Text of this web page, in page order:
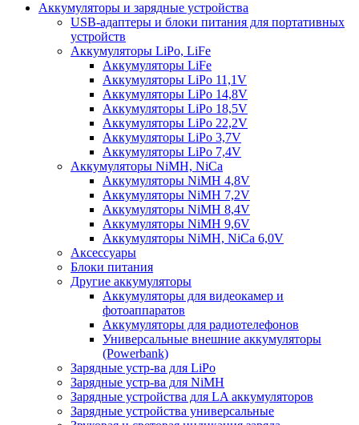
Аккумуляторы и зарядные устройства
USB-адаптеры и блоки питания для портативных
устройств
Аккумуляторы LiPo, LiFe
Аккумуляторы LiFe
Аккумуляторы LiPo 11,1V
Аккумуляторы LiPo 14,8V
Аккумуляторы LiPo 18,5V
Аккумуляторы LiPo 22,2V
Аккумуляторы LiPo 3,7V
Аккумуляторы LiPo 7,4V
Аккумуляторы NiMH, NiCa
Аккумуляторы NiMH 4,8V
Аккумуляторы NiMH 7,2V
Аккумуляторы NiMH 8,4V
Аккумуляторы NiMH 9,6V
Аккумуляторы NiMH, NiCa 6,0V
Аксессуары
Блоки питания
Другие аккумуляторы
Аккумуляторы для видеокамер и
фотоаппаратов
Аккумуляторы для радиотелефонов
Универсальные внешние аккумуляторы
(Powerbank)
Зарядные устр-ва для LiPo
Зарядные устр-ва для NiMH
Зарядные устройства для LA аккумуляторов
Зарядные устройства универсальные